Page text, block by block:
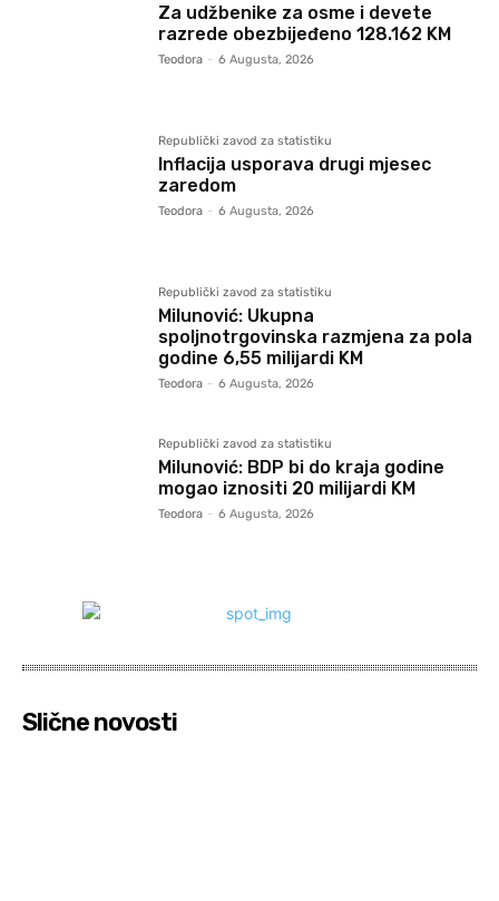
Za udžbenike za osme i devete
razrede obezbijeđeno 128.162 KM
Teodora - 6 Augusta, 2026
Republički zavod za statistiku
Inflacija usporava drugi mjesec
zaredom
Teodora - 6 Augusta, 2026
Republički zavod za statistiku
Milunović: Ukupna
spoljnotrgovinska razmjena za pola
godine 6,55 milijardi KM
Teodora - 6 Augusta, 2026
Republički zavod za statistiku
Milunović: BDP bi do kraja godine
mogao iznositi 20 milijardi KM
Teodora - 6 Augusta, 2026
Slične novosti